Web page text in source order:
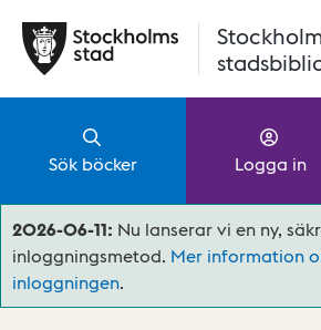
Sök böcker Logga in
2026-06-11: Nu lanserar vi en ny,
inloggningsmetod. Mer information
inloggningen.